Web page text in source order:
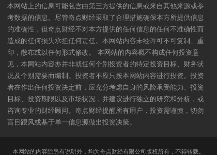
本网站上的信息可能包含由第三方提供的信息或来自其他来源或参
考数据的信息。尽管奇点财经采取了合理措施确保本方所提供信息
的准确性，但奇点财经不对本方提供的任何信息的任何不准确性而
造成的任何损失承担任何责任。本网站内容未经许可不可复制、重
印，散布或以任何形式修改。 本网站的内容概不构成任何投资意
见，本网站内容亦并非就任何个别投资者的特定投资目标、财务状
况及个别需要而编制。投资者不应只按本网站内容进行投资。投资
者在作出任何投资决定前，应充分考虑自身的风险承受能力、投资
目标、投资期限以及市场状况，并建议进行独立的研究和分析，或
咨询专业的财经顾问。奇点财经提醒所有用户，投资需谨慎，切勿
盲目跟风或基于单一信息源做出投资决策。
本网站的内容除另有说明外，均为奇点财经有限公司版权所有，不得转载。